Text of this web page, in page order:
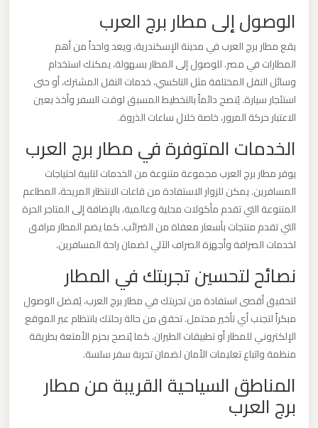
الوصول إلى مطار برج العرب
يقع مطار برج العرب في مدينة الإسكندرية، ويعد واحداً من أهم
المطارات في مصر. للوصول إلى المطار بسهولة، يمكنك استخدام
وسائل النقل المختلفة مثل التاكسي، خدمات النقل المشترك، أو حتى
استئجار سيارة. يُنصح دائماً بالتخطيط المسبق لوقت السفر وأخذ بعين
الاعتبار حركة المرور، خاصة خلال ساعات الذروة.
الخدمات المتوفرة في مطار برج العرب
يوفر مطار برج العرب مجموعة متنوعة من الخدمات لتلبية احتياجات
المسافرين. يمكن للزوار الاستفادة من قاعات الانتظار المريحة، المطاعم
المتنوعة التي تقدم مأكولات محلية وعالمية، بالإضافة إلى المتاجر الحرة
التي تقدم منتجات بأسعار معفاة من الضرائب. كما يضم المطار مرافق
لخدمات الصرافة وأجهزة الصراف الآلي لضمان راحة المسافرين.
نصائح لتحسين تجربتك في المطار
لتحقيق أقصى استفادة من تجربتك في مطار برج العرب، يُفضل الوصول
مبكراً لتجنب أي تأخير محتمل. تحقق من حالة رحلتك بانتظام عبر الموقع
الإلكتروني للمطار أو تطبيقات الطيران. كما يُنصح بحزم الأمتعة بطريقة
منظمة واتباع تعليمات الأمان لضمان تجربة سفر سلسة.
المناطق السياحية القريبة من مطار
برج العرب
الاسكندرية
مطار
القاهرة
ليموزين
مرسي
مطروح
ليموزين
مطار
الشيخ
ليموزين
مطار
سفنكس
ليموزين